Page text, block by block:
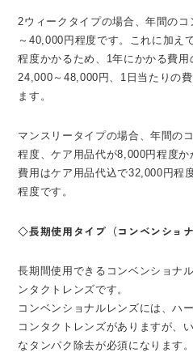
2ウィークタイプの場合、年間の
～40,000円程度です。これに加え
程度かかるため、1年にかかる費
24,000～48,000円、1日当たりの
ます。
マンスリータイプの場合、年間の
程度、ケア用品代が8,000円程度
費用はケア用品代込で32,000円程
程度です。
◇長期使用タイプ（コンベンショナ
長期間使用できるコンベンショナ
ンタクトレンズです。
コンベンショナルレンズには、ハ
コンタクトレンズがありますが、
なタンパク除去が必須になります。